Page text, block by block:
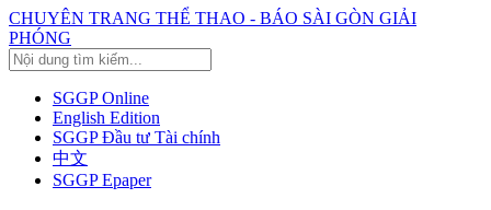
CHUYÊN TRANG THỂ THAO - BÁO SÀI GÒN GIẢI
PHÓNG
SGGP Online
English Edition
SGGP Đầu tư Tài chính
中文
SGGP Epaper